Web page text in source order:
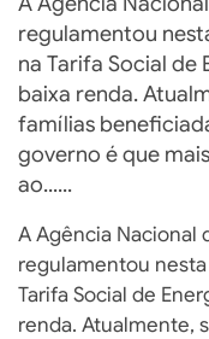
regulamentou
na Tarifa Social de
baixa renda.
famílias
governo é que
ao......
A Agência Nacional
regulamentou
Tarifa Social de
renda. Atualmente,